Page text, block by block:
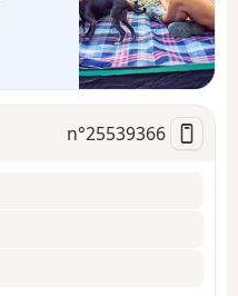
n°25539366